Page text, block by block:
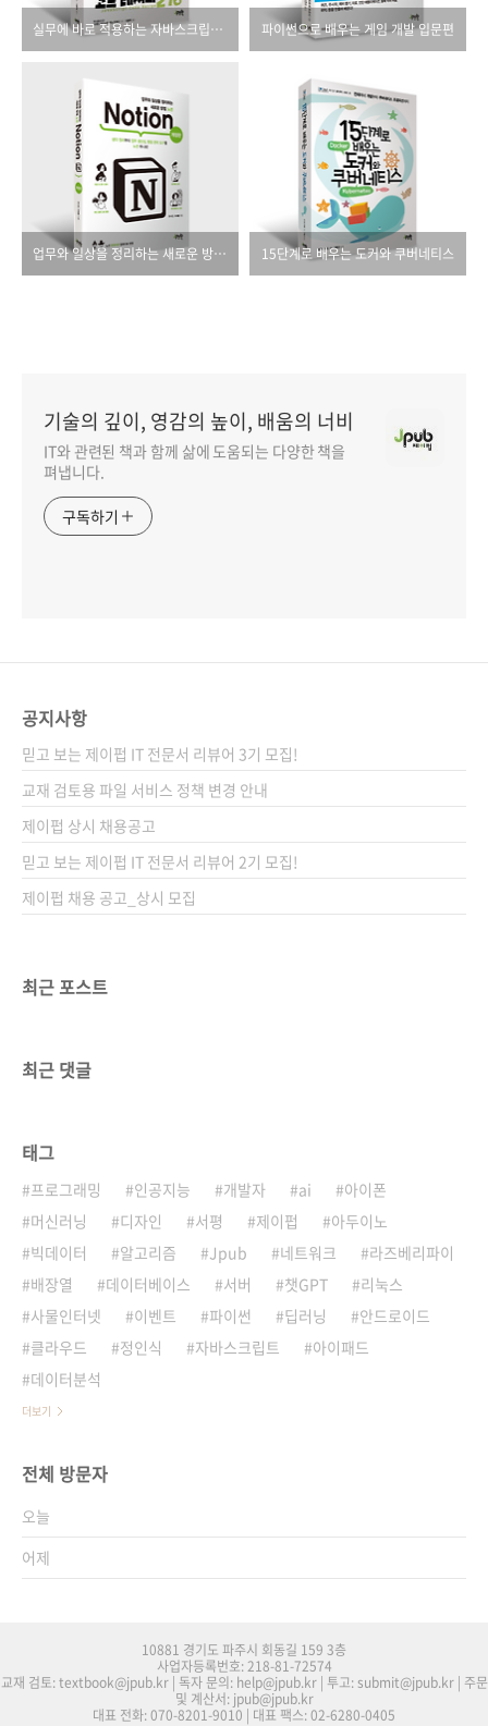
실무에 바로 적용하는 자바스크립트 코드 레시피 278 파이썬으로 배우는 게임 개발 입문편
업무와 일상을 정리하는 새로운 방법 노션 Notion(개정판) 15단계로 배우는 도커와 쿠버네티스
기술의 깊이, 영감의 높이, 배움의 너비
IT와 관련된 책과 함께 삶에 도움되는 다양한 책을
펴냅니다.
구독하기
공지사항
믿고 보는 제이펍 IT 전문서 리뷰어 3기 모집!
교재 검토용 파일 서비스 정책 변경 안내
제이펍 상시 채용공고
믿고 보는 제이펍 IT 전문서 리뷰어 2기 모집!
제이펍 채용 공고_상시 모집
최근 포스트
최근 댓글
태그
프로그래밍 인공지능 개발자 ai
아이폰
머신러닝
디자인 서평 제이펍
아두이노
빅데이터
알고리즘 Jpub 네트워크
라즈베리파이
배장열
데이터베이스 서버 챗GPT
리눅스
사물인터넷
이벤트 파이썬 딥러닝
안드로이드
클라우드
정인식 자바스크립트
아이패드
데이터분석
더보기
전체 방문자
오늘
어제
10881 경기도 파주시 회동길 159 3층
사업자등록번호: 218-81-72574
교재 검토: textbook@jpub.kr | 독자 문의: help@jpub.kr | 투고: submit@jpub.kr | 주문
및 계산서: jpub@jpub.kr
대표 전화: 070-8201-9010 | 대표 팩스: 02-6280-0405